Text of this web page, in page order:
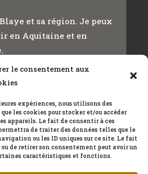
le consentement aux
expériences, nous utilisons des
les cookies pour stocker et/ou accéder
appareils. Le fait de consentir à ces
de traiter des données telles que le
ou les ID uniques sur ce site. Le fait
de retirer son consentement peut avoir un
caractéristiques et fonctions.
et sa région. Je peux
en Aquitaine et en